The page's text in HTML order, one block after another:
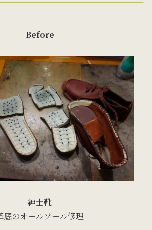
Before
紳士靴
底のオールソール修理